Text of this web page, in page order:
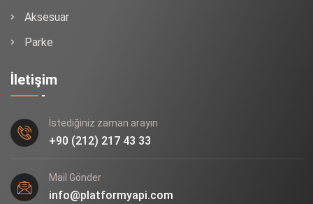
Aksesuar
Parke
İletişim
İstediğiniz zaman arayın
+90 (212) 217 43 33
Mail Gönder
info@platformyapi.com